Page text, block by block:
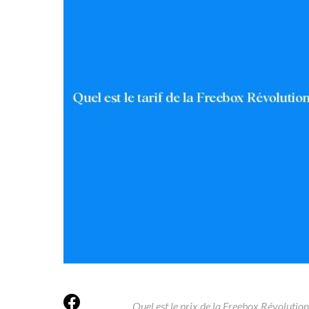
Quel est le prix de la Freebox